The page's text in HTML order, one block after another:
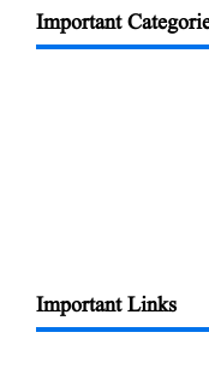
Important
Important Links